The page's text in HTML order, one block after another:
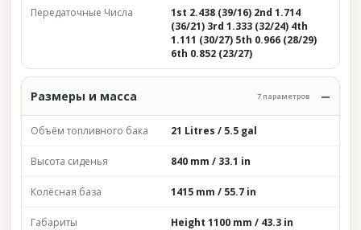
Передаточные Числа
1st 2.438 (39/16) 2nd 1.714
(36/21) 3rd 1.333 (32/24) 4th
1.111 (30/27) 5th 0.966 (28/29)
6th 0.852 (23/27)
Размеры и масса 7 параметров
Объём топливного бака 21 Litres / 5.5 gal
Высота сиденья 840 mm / 33.1 in
Колёсная база 1415 mm / 55.7 in
Габариты Height 1100 mm / 43.3 in